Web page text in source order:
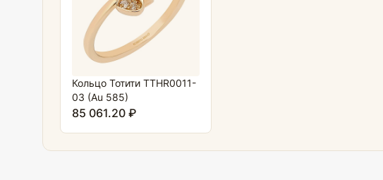
Кольцо Тотити TTHR0011-
03 (Au 585)
85 061.20 ₽